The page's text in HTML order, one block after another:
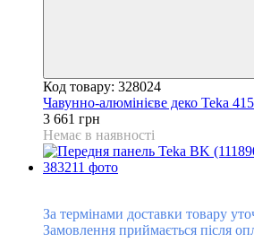
Код товару: 328024
Чавунно-алюмінієве деко Teka
3 661 грн
Немає в наявності
За термінами доставки товару
Замовлення приймається після